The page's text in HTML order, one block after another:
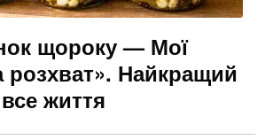
щороку — Мої
розхват». Найкращий
життя